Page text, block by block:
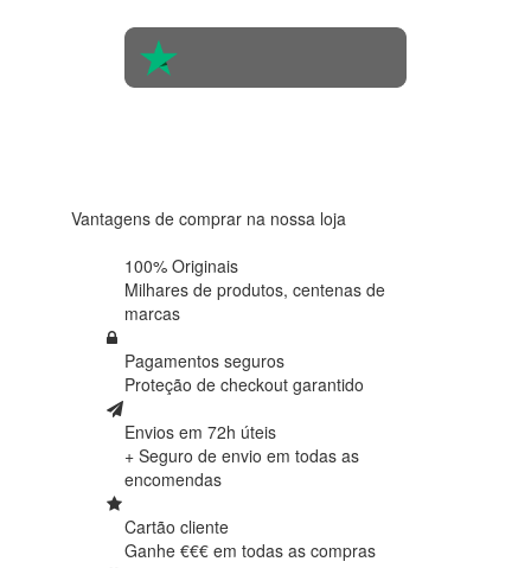
Vantagens de comprar na nossa loja
100% Originais
Milhares de produtos, centenas de
marcas
Pagamentos seguros
Proteção de checkout garantido
Envios em 72h úteis
+ Seguro de envio em todas as
encomendas
Cartão cliente
Ganhe €€€ em todas as compras